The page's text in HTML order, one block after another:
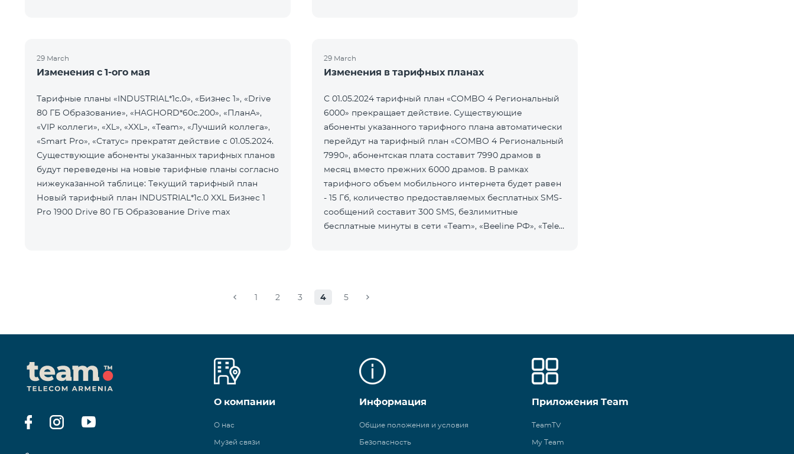
29 March
Изменения с 1-ого мая
Тарифные планы «INDUSTRIAL*1c.0», «Бизнес 1», «Drive
80 ГБ Образование», «HAGHORD*60c.200», «ПланА»,
«VIP коллеги», «XL», «XXL», «Team», «Лучший коллега»,
«Smart Pro», «Статус» прекратят действие с 01.05.2024.
Существующие абоненты указанных тарифных планов
будут переведены на новые тарифные планы согласно
нижеуказанной таблице: Текущий тарифный план
Новый тарифный план INDUSTRIAL*1c.0 XXL Бизнес 1
Pro 1900 Drive 80 ГБ Образование Drive max
29 March
Изменения в тарифных планах
С 01.05.2024 тарифный план «COMBO 4 Региональный
6000» прекращает действие. Существующие
абоненты указанного тарифного плана автоматически
перейдут на тарифный план «COMBO 4 Региональный
7990», абонентская плата составит 7990 драмов в
месяц вместо прежних 6000 драмов. В рамках
тарифного объем мобильного интернета будет равен
- 15 Гб, количество предоставляемых бесплатных SMS-
сообщений составит 300 SMS, безлимитные
бесплатные минуты в сети «Team», «Beeline РФ», «Tele
1 2 3 4 5
О компании
О нас
Музей связи
Информация
Общие положения и условия
Безопасность
Приложения Team
TeamTV
My Team